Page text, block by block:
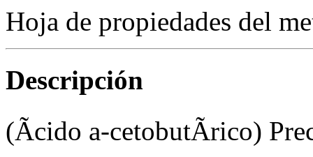
Hoja de propiedades del
Descripción
(Ãcido a-cetobutÃ­rico)